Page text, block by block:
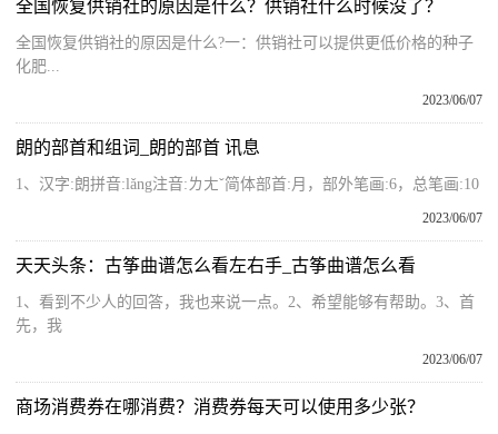
全国恢复供销社的原因是什么？供销社什么时候没了？
全国恢复供销社的原因是什么?一：供销社可以提供更低价格的种子
化肥...
2023/06/07
朗的部首和组词_朗的部首 讯息
1、汉字:朗拼音:lǎng注音:ㄌㄤˇ简体部首:月，部外笔画:6，总笔画:10
2023/06/07
天天头条：古筝曲谱怎么看左右手_古筝曲谱怎么看
1、看到不少人的回答，我也来说一点。2、希望能够有帮助。3、首
先，我
2023/06/07
商场消费券在哪消费？消费券每天可以使用多少张？